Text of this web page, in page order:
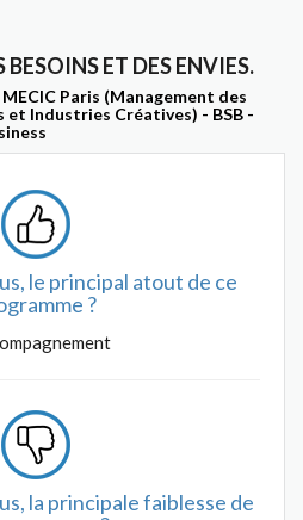
ET DES ENVIES.
Paris (Management des
Industries Créatives) - BSB -
le principal atout de ce
?
la principale faiblesse de